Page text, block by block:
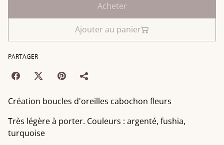
Acheter
Ajouter au panier
PARTAGER
Création boucles d'oreilles cabochon fleurs
Très légère à porter. Couleurs : argenté, fushia,
turquoise